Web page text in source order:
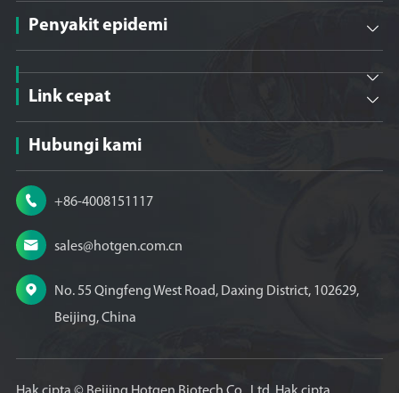
Penyakit epidemi 

Link cepat 
Hubungi kami
 +86-4008151117
 sales@hotgen.com.cn

No. 55 Qingfeng West Road, Daxing District, 102629,
Beijing, China